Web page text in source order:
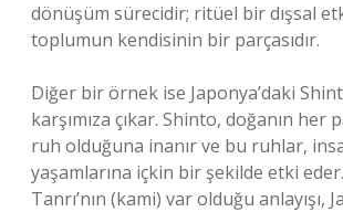
dönüşüm sürecidir; ritüel bir dışsal
toplumun kendisinin bir parçasıdır.
Diğer bir örnek ise Japonya’daki
karşımıza çıkar. Shinto, doğanın her
ruh olduğuna inanır ve bu ruhlar,
yaşamlarına içkin bir şekilde etki
Tanrı’nın (kami) var olduğu anlayışı,